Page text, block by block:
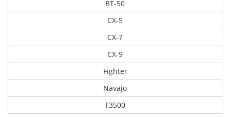
BT-50
CX-5
CX-7
CX-9
Fighter
Navajo
T3500